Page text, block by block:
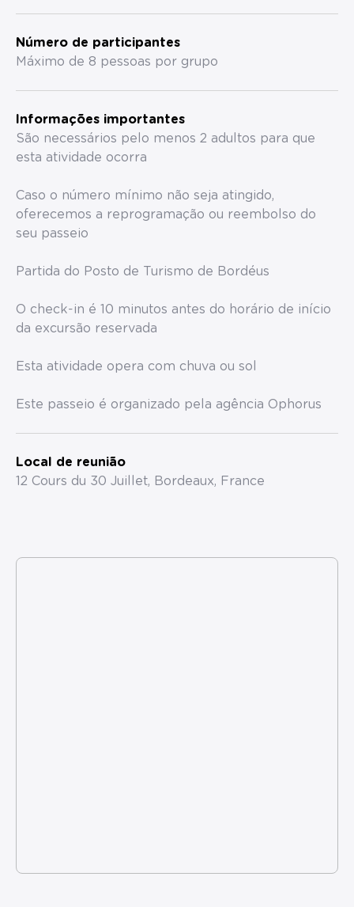
Número de participantes
Máximo de 8 pessoas por grupo
Informações importantes
São necessários pelo menos 2 adultos para que
esta atividade ocorra
Caso o número mínimo não seja atingido,
oferecemos a reprogramação ou reembolso do
seu passeio
Partida do Posto de Turismo de Bordéus
O check-in é 10 minutos antes do horário de início
da excursão reservada
Esta atividade opera com chuva ou sol
Este passeio é organizado pela agência Ophorus
Local de reunião
12 Cours du 30 Juillet, Bordeaux, France